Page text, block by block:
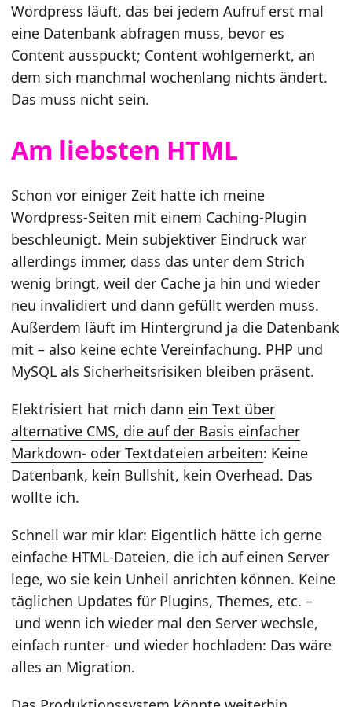
Wordpress läuft, das bei jedem Aufruf erst mal
eine Datenbank abfragen muss, bevor es
Content ausspuckt; Content wohlgemerkt, an
dem sich manchmal wochenlang nichts ändert.
Das muss nicht sein.
Am liebsten HTML
Schon vor einiger Zeit hatte ich meine
Wordpress-Seiten mit einem Caching-Plugin
beschleunigt. Mein subjektiver Eindruck war
allerdings immer, dass das unter dem Strich
wenig bringt, weil der Cache ja hin und wieder
neu invalidiert und dann gefüllt werden muss.
Außerdem läuft im Hintergrund ja die Datenbank
mit – also keine echte Vereinfachung. PHP und
MySQL als Sicherheitsrisiken bleiben präsent.
Elektrisiert hat mich dann ein Text über
alternative CMS, die auf der Basis einfacher
Markdown- oder Textdateien arbeiten: Keine
Datenbank, kein Bullshit, kein Overhead. Das
wollte ich.
Schnell war mir klar: Eigentlich hätte ich gerne
einfache HTML-Dateien, die ich auf einen Server
lege, wo sie kein Unheil anrichten können. Keine
täglichen Updates für Plugins, Themes, etc. –
und wenn ich wieder mal den Server wechsle,
einfach runter- und wieder hochladen: Das wäre
alles an Migration.